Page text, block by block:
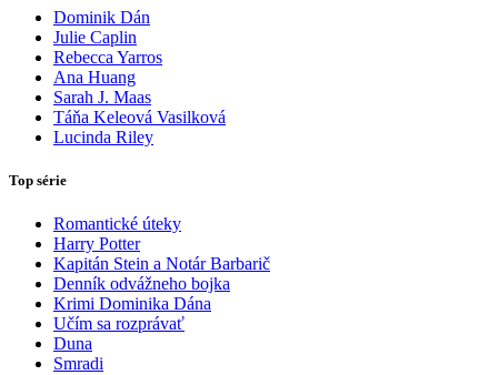
Dominik Dán
Julie Caplin
Rebecca Yarros
Ana Huang
Sarah J. Maas
Táňa Keleová Vasilková
Lucinda Riley
Top série
Romantické úteky
Harry Potter
Kapitán Stein a Notár Barbarič
Denník odvážneho bojka
Krimi Dominika Dána
Učím sa rozprávať
Duna
Smradi